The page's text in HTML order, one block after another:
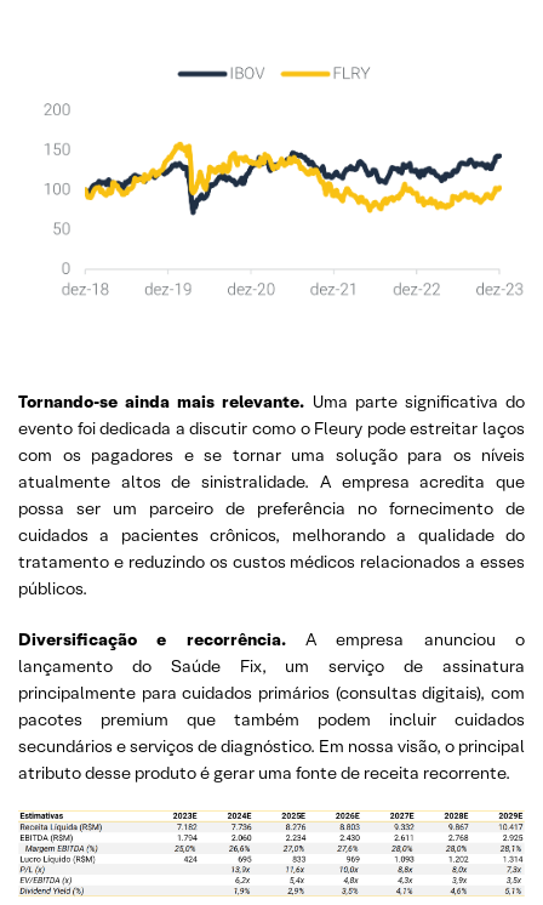
Tornando-se ainda mais relevante. Uma parte significativa do
evento foi dedicada a discutir como o Fleury pode estreitar laços
com os pagadores e se tornar uma solução para os níveis
atualmente altos de sinistralidade. A empresa acredita que
possa ser um parceiro de preferência no fornecimento de
cuidados a pacientes crônicos, melhorando a qualidade do
tratamento e reduzindo os custos médicos relacionados a esses
públicos.
Diversificação e recorrência.A empresa anunciou o
lançamento do Saúde Fix, um serviço de assinatura
principalmente para cuidados primários (consultas digitais), com
pacotes premium que também podem incluir cuidados
secundários e serviços de diagnóstico. Em nossa visão, o principal
atributo desse produto é gerar uma fonte de receita recorrente.